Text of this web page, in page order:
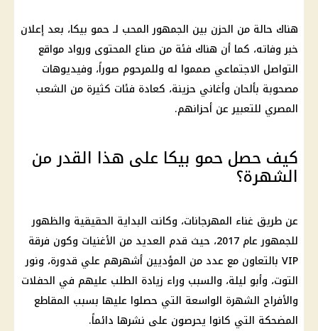
هناك حالة من الحزن بين الجمهور المحب لـ حمو بيكا، بعد إعلان
خبر وفاته، كما أن هناك فئة من صناع المحتوى ورواد مواقع
التواصل الاجتماعي صمموا له وللمرحوم صوراً، وفيديوهات
مصحوبة بألحان وأغاني حزينة، كعادة فئات كثيرة من الشعب
المصري للتعبير عن أحزانهم.
كيف حصل حمو بيكا على هذا القدر من
الشهرة؟
عن طريق غناء المهرجانات، وكانت البداية الحقيقية والظهور
للجمهور عام 2017، حيث قدم العديد من الأغنيات وكون فرقة
VIP بالتعاون مع عدد من المؤديين أشهرهم علي قدورة، ونور
التوت، وأبو ليلة، والسبب وراء زيادة الطلب عليهم في الحفلات
والأفراح الشهرة الواسعة التي حصلوا عليها بسبب المقاطع
المضحكة التي كانوا يحرصون على نشرها دائماً.